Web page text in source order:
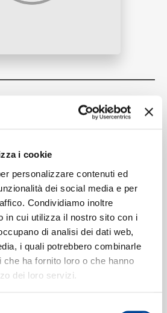
i cookie
personalizzare contenuti ed
dei social media e per
Condividiamo inoltre
in cui utilizza il nostro sito con i
di analisi dei dati web,
i quali potrebbero combinarle
ha fornito loro o che hanno
dei loro servizi.
Pseudo Video)
04:37
Video
27.09.2019
SIAMO